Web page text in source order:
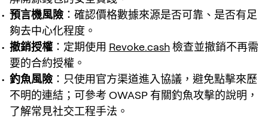
預言機風險 ：確認價格數據來源是否可靠、是否有足
夠去中心化程度。
撤銷授權 ：定期使用 Revoke.cash檢查並撤銷不再需
要的合約授權。
釣魚風險 ：只使用官方渠道進入協議，避免點擊來歷
不明的連結；可參考 OWASP 有關釣魚攻擊的說明，
了解常見社交工程手法。